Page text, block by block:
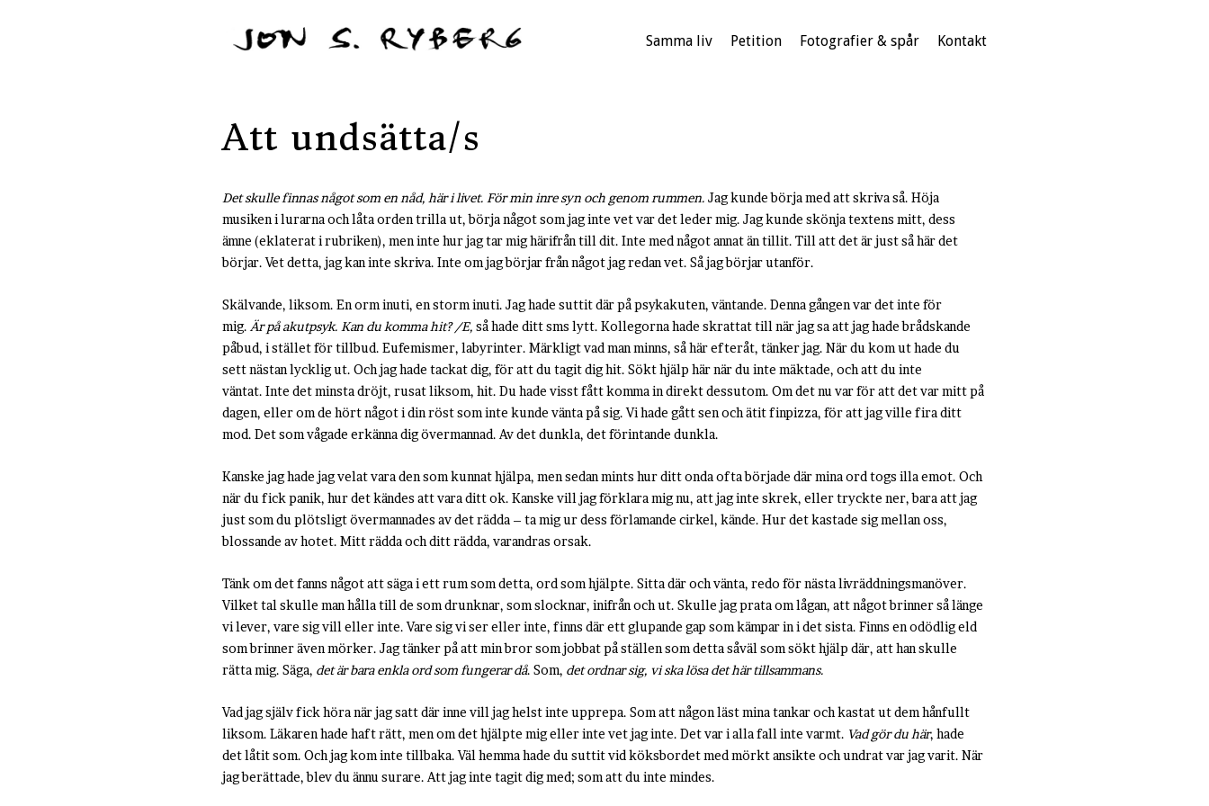
Samma liv Petition Fotografier & spår Kontakt
Att undsätta/s
Det skulle finnas något som en nåd, här i livet. För min inre syn och genom rummen. Jag kunde börja med att skriva så. Höja
musiken i lurarna och låta orden trilla ut, börja något som jag inte vet var det leder mig. Jag kunde skönja textens mitt, dess
ämne (eklaterat i rubriken), men inte hur jag tar mig härifrån till dit. Inte med något annat än tillit. Till att det är just så här det
börjar. Vet detta, jag kan inte skriva. Inte om jag börjar från något jag redan vet. Så jag börjar utanför.
Skälvande, liksom. En orm inuti, en storm inuti. Jag hade suttit där på psykakuten, väntande. Denna gången var det inte för
mig. Är på akutpsyk. Kan du komma hit? /E, så hade ditt sms lytt. Kollegorna hade skrattat till när jag sa att jag hade brådskande
påbud, i stället för tillbud. Eufemismer, labyrinter. Märkligt vad man minns, så här efteråt, tänker jag. När du kom ut hade du
sett nästan lycklig ut. Och jag hade tackat dig, för att du tagit dig hit. Sökt hjälp här när du inte mäktade, och att du inte
väntat. Inte det minsta dröjt, rusat liksom, hit. Du hade visst fått komma in direkt dessutom. Om det nu var för att det var mitt på
dagen, eller om de hört något i din röst som inte kunde vänta på sig. Vi hade gått sen och ätit finpizza, för att jag ville fira ditt
mod. Det som vågade erkänna dig övermannad. Av det dunkla, det förintande dunkla.
Kanske jag hade jag velat vara den som kunnat hjälpa, men sedan mints hur ditt onda ofta började där mina ord togs illa emot. Och
när du fick panik, hur det kändes att vara ditt ok. Kanske vill jag förklara mig nu, att jag inte skrek, eller tryckte ner, bara att jag
just som du plötsligt övermannades av det rädda – ta mig ur dess förlamande cirkel, kände. Hur det kastade sig mellan oss,
blossande av hotet. Mitt rädda och ditt rädda, varandras orsak.
Tänk om det fanns något att säga i ett rum som detta, ord som hjälpte. Sitta där och vänta, redo för nästa livräddningsmanöver.
Vilket tal skulle man hålla till de som drunknar, som slocknar, inifrån och ut. Skulle jag prata om lågan, att något brinner så länge
vi lever, vare sig vill eller inte. Vare sig vi ser eller inte, finns där ett glupande gap som kämpar in i det sista. Finns en odödlig eld
som brinner även mörker. Jag tänker på att min bror som jobbat på ställen som detta såväl som sökt hjälp där, att han skulle
rätta mig. Säga, det är bara enkla ord som fungerar då. Som, det ordnar sig, vi ska lösa det här tillsammans.
Vad jag själv fick höra när jag satt där inne vill jag helst inte upprepa. Som att någon läst mina tankar och kastat ut dem hånfullt
liksom. Läkaren hade haft rätt, men om det hjälpte mig eller inte vet jag inte. Det var i alla fall inte varmt. Vad gör du här, hade
det låtit som. Och jag kom inte tillbaka. Väl hemma hade du suttit vid köksbordet med mörkt ansikte och undrat var jag varit. När
jag berättade, blev du ännu surare. Att jag inte tagit dig med; som att du inte mindes.